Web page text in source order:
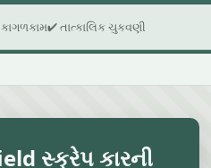
✔ તાત્કાલિક ચુકવણી
સ્ક્રેપ કારની